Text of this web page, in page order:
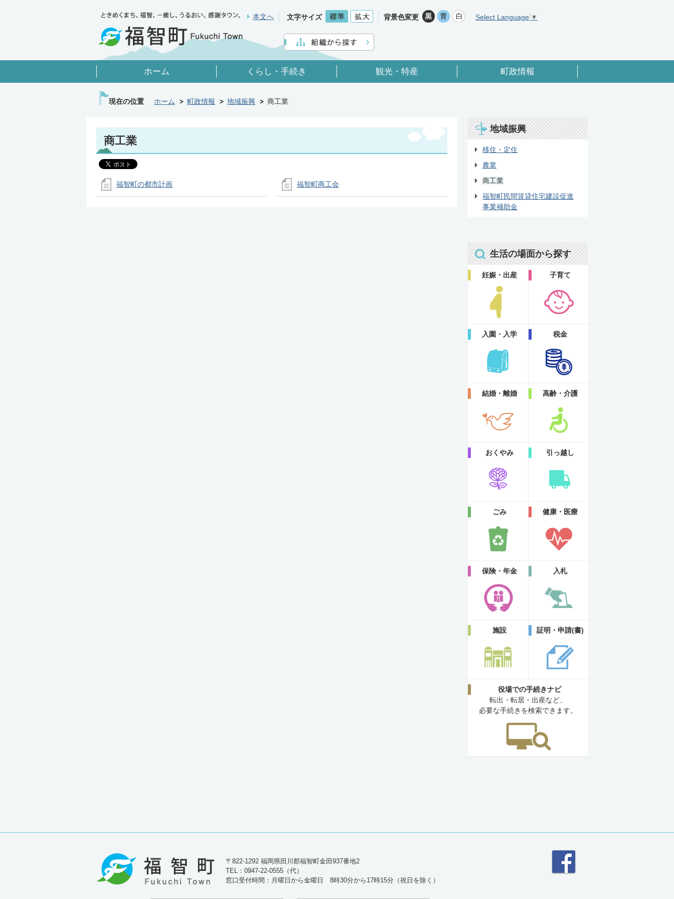
本文へ 文字サイズ 背景色変更 Select Language ▼
ホーム くらし・手続き 観光・特産 町政情報
現在の位置 ホーム 町政情報 地域振興 商工業
商工業
福智町の都市計画 福智町商工会
地域振興
移住・定住
農業
商工業
福智町民間賃貸住宅建設促進
事業補助金
生活の場面から探す
妊娠・出産 子育て
入園・入学 税金
結婚・離婚 高齢・介護
おくやみ 引っ越し
ごみ 健康・医療
保険・年金 入札
施設 証明・申請(書)
役場での手続きナビ
転出・転居・出産など、
必要な手続きを検索できます。
〒822-1292 福岡県田川郡福智町金田937番地2
TEL：0947-22-0555（代）
窓口受付時間：月曜日から金曜日 8時30分から17時15分（祝日を除く）